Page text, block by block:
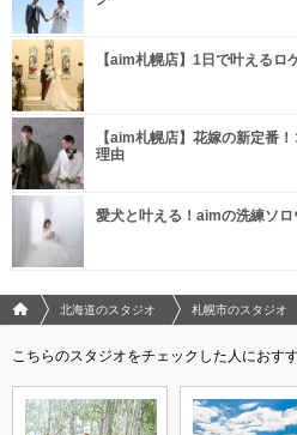
【aim札幌店】1日で叶えるロ
【aim札幌店】花嫁の新定番
理由
愛犬と叶える！aimの洗練ソ
フォトウエディング/結婚写真のPhotorait ホーム
北海道のスタジオ 札幌市のスタジオ
こちらのスタジオをチェックした人におす